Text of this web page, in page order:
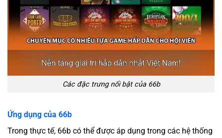
Các đặc trưng nổi bật của 66b
Ứng dụng của 66b
Trong thực tế, 66b có thể được áp dụng trong các hệ thống